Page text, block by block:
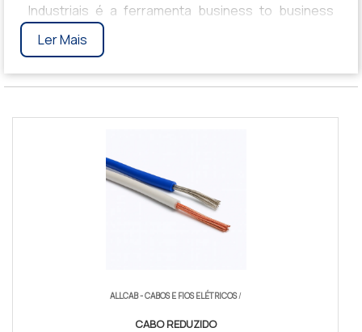
Industriais é a ferramenta business to business
mais completo da área industrial. Para realizar um
orçamento de Cabo Para Chicote Com Alta
Temperatura, clique em um ou mais dos anuciantes
a seguir:
Ler Mais
ALLCAB - CABOS E FIOS ELÉTRICOS/
CABO REDUZIDO